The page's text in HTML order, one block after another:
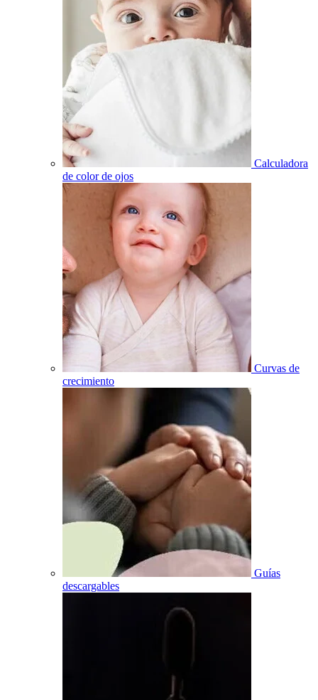
Calculadora
de color de ojos
Curvas de
crecimiento
Guías
descargables